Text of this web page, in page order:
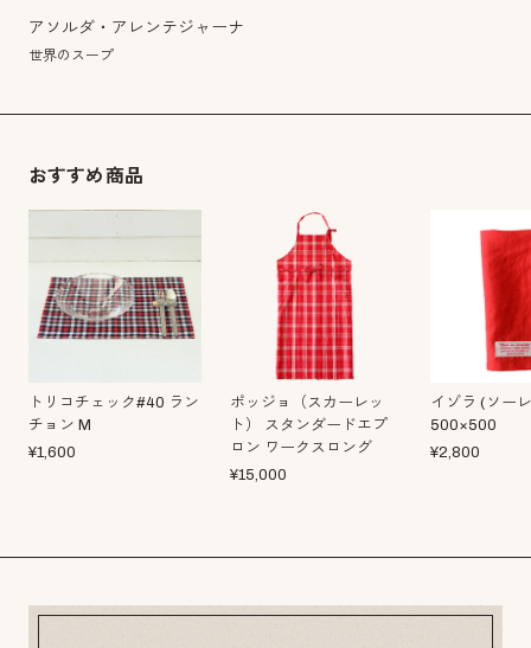
アソルダ・アレンテジャーナ
世界のスープ
おすすめ商品
トリコチェック#40 ラン
チョン M
¥1,600
ポッジョ（スカーレッ
ト） スタンダードエプ
ロン ワークスロング
¥15,000
イゾラ (ソー
500×500
¥2,800